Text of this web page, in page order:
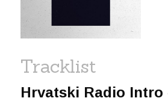
Tracklist
Hrvatski Radio Intro